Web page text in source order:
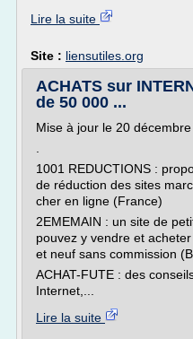
Lire la suite
Site : liensutiles.org
ACHATS sur
de 50 000 ...
Mise à jour le 20
1001 REDUCTIONS :
de réduction des sites
cher en ligne (France)
2EMEMAIN : un site de
pouvez y vendre et
et neuf sans commission
ACHAT-FUTE : des
Internet,...
Lire la suite